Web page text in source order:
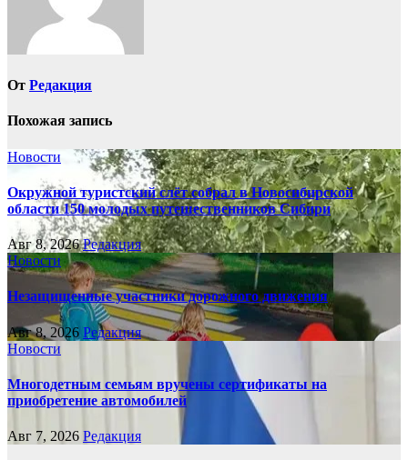
От Редакция
Похожая запись
Новости
Окружной туристский слёт собрал в Новосибирской
области 150 молодых путешественников Сибири
Авг 8, 2026Редакция
Новости
Незащищенные участники дорожного движения
Авг 8, 2026 Редакция
Новости
Многодетным семьям вручены сертификаты на
приобретение автомобилей
Авг 7, 2026 Редакция